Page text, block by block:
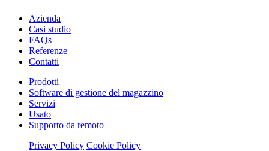
Azienda
Casi studio
FAQs
Referenze
Contatti
Prodotti
Software di gestione del magazzino
Servizi
Usato
Supporto da remoto
Privacy Policy Cookie Policy